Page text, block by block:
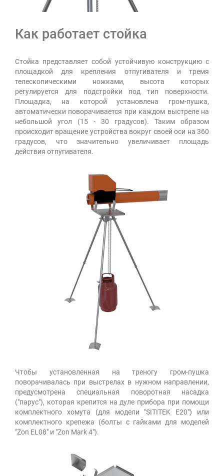
Как работает стойка
Стойка представляет собой устойчивую конструкцию с
площадкой для крепления отпугивателя и тремя
телескопическими ножками, высота которых
регулируется для подстройки под тип поверхности.
Площадка, на которой установлена гром-пушка,
автоматически поворачивается при каждом выстреле на
небольшой угол (15 - 30 градусов). Таким образом
происходит вращение устройства вокруг своей оси на 360
градусов, что значительно увеличивает площадь
действия отпугивателя.
Чтобы установленная на треногу гром-пушка
поворачивалась при выстрелах в нужном направлении,
предусмотрена специальная поворотная насадка
("парус"), которая крепится на дуле прибора при помощи
комплектного хомута (для модели "SITITEK E20") или
комплектного крепежа (болты с гайками для моделей
"Zon EL08" и "Zon Mark 4").